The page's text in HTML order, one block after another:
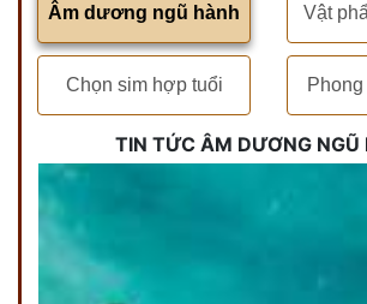
Âm dương ngũ hành Vật
Chọn sim hợp tuổi
TIN TỨC ÂM DƯƠNG NGŨ